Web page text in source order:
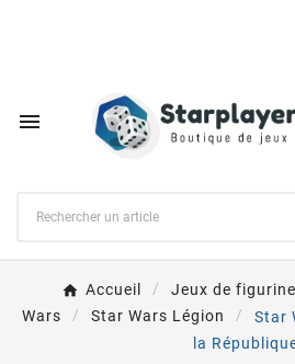

Accueil Jeux de
Wars
Star Wars Légion
Star
la